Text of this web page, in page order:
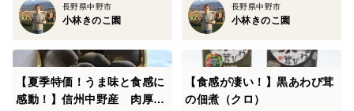
・バターで炒めて醤油チョンと垂らして、、、が定番！
・個人的な一押しはアヒージョ。魚介のうま味と相性抜
群な激うまオイルに仕上がります。
・天ぷらにすると淡白な味わいと上品なキノコの香りが
楽しめます。お塩でどうぞ。
長野県中野市
小林きのこ園
長野県中野市
小林きのこ園
【夏季特価！うま味と食感に
感動！】信州中野産 肉厚・
【食感が凄い！】黒あわび茸
の佃煮（クロ）